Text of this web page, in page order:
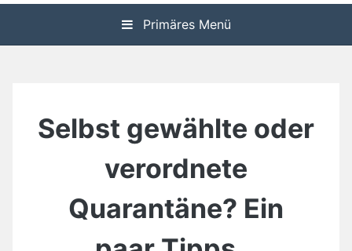
Primäres Menü
Selbst gewählte oder
verordnete
Quarantäne? Ein